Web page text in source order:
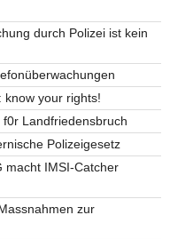
durch Polizei ist kein
know your rights!
Landfriedensbruch
Polizeigesetz
macht IMSI-Catcher
zur